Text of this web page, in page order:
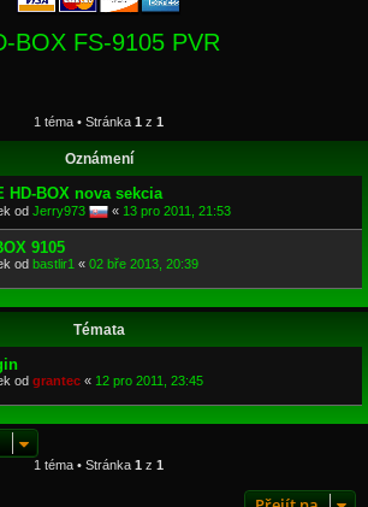
BOX FS-9105 PVR
1 téma • Stránka 1 z 1
Oznámení
HD-BOX nova sekcia
od Jerry973 « 13 pro 2011, 21:53
9105
od bastlir1 « 02 bře 2013, 20:39
Témata
od grantec « 12 pro 2011, 23:45
1 téma • Stránka 1 z 1